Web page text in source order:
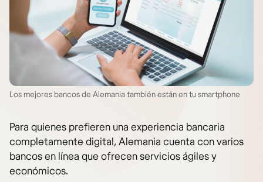
Los mejores bancos de Alemania también están en tu smartphone
Para quienes prefieren una experiencia bancaria
completamente digital, Alemania cuenta con varios
bancos en línea que ofrecen servicios ágiles y
económicos.